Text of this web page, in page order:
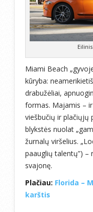
Miami Beach
kūryba:
drabužėliai,
formas. Majamis –
viešbučių ir
blykstės nuolat
žurnalų viršelius.
paauglių talentų”) –
svajonę.
Plačiau: Florida –
karštis